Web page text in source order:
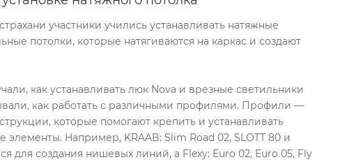
участники учились устанавливать натяжные
потолки, которые натягиваются на каркас и создают
как устанавливать люк Nova и врезные светильники
как работать с различными профилями. Профили —
которые помогают крепить и устанавливать
элементы. Например, KRAAB: Slim Road 02, SLOTT 80 и
для создания нишевых линий, а Flexy: Euro 02, Euro 05, Fly